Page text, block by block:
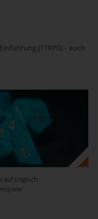
(TTRPG) - auch
auf Englisch